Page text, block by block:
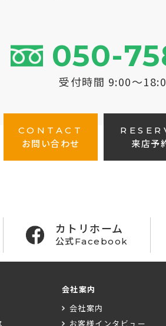
050-
受付時間 9:00～
CONTACT
お問い合わせ 来店予
カトリホーム
公式Facebook
会社案内
会社案内
お客様インタビュー